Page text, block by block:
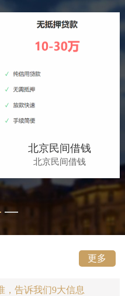
北京民间借钱
北京民间借钱
更多
，告诉我们9大信息